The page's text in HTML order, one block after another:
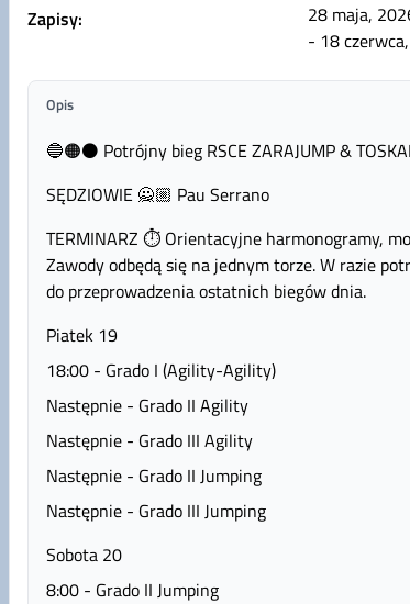
Zapisy:
28 maja,
- 18
Opis
🔵🟠⚫️ Potrójny bieg RSCE ZARAJUMP &
SĘDZIOWIE 🙅🏼 Pau Serrano
TERMINARZ ⏱️ Orientacyjne harmonogramy,
Zawody odbędą się na jednym torze. W razie
do przeprowadzenia ostatnich biegów dnia.
Piatek 19
18:00 - Grado I (Agility-Agility)
Następnie - Grado II Agility
Następnie - Grado III Agility
Następnie - Grado II Jumping
Następnie - Grado III Jumping
Sobota 20
8:00 - Grado II Jumping